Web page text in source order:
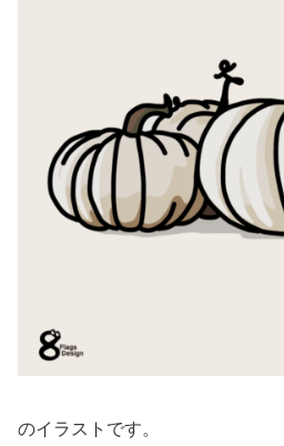
のイラストです。